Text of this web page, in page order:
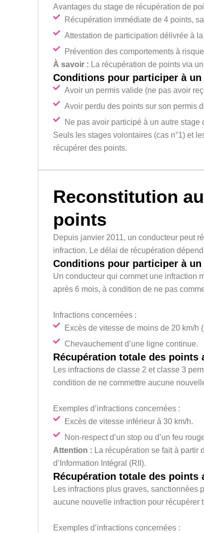
Avantages du stage de récupération de
Récupération immédiate de 4 points,
Attestation de participation délivrée à
Prévention des comportements à
À savoir : La récupération de points via
Conditions pour participer à
Avoir un permis valide (ne pas avoir
Avoir perdu des points sur son permis
Ne pas avoir participé à un autre stage
Seuls les stages volontaires (cas n°1) et
récupérer des points.
Reconstitution
points
Depuis janvier 2011, un conducteur peut
infraction. Le délai de récupération
Conditions pour participer à
Un conducteur qui commet une infraction
après 6 mois, à condition de ne pas
Infractions concernées :
Excès de vitesse de moins de 20 km/h
Chevauchement d’une ligne continue.
Récupération totale des points
Les infractions de classe 2 et classe 3
condition de ne commettre aucune
Exemples d’infractions concernées :
Excès de vitesse inférieur à 30 km/h.
Non-respect d’un stop ou d’un feu
Attention : La récupération se fait à partir
d’Information Intégral (RII).
Récupération totale des points
Les infractions plus graves, sanctionnées
aucune nouvelle infraction pour récupérer
Exemples d’infractions concernées :